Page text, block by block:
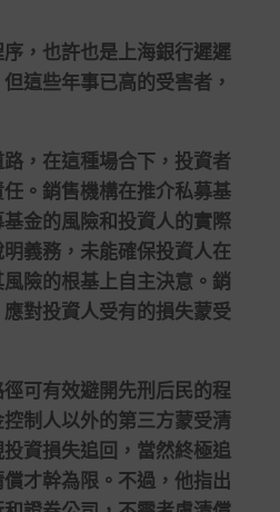
，也許也是上海銀行遲遲
這些年事已高的受害者，
，在這種場合下，投資者
。銷售機構在推介私募基
金的風險和投資人的實際
義務，未能確保投資人在
險的根基上自主決意。銷
對投資人受有的損失蒙受
可有效避開先刑后民的程
制人以外的第三方蒙受清
資損失追回，當然終極追
才幹為限。不過，他指出